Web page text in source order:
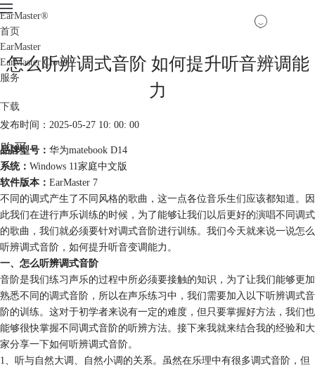
EarMaster®
首页
EarMaster
EarMaster Cloud
服务
下载
购买
怎么听辨调式音阶 如何提升听音辨调能
力
发布时间：2025-05-27 10: 00: 00
品牌型号： 华为matebook D14
系统： Windows 11家庭中文版
软件版本： EarMaster 7
不同的调式产生了不同风格的歌曲，这一点各位音乐生们应该都知道。因
此我们在进行声乐训练的时候，为了能够让我们以后更好的演唱不同调式
的歌曲，我们就必须要针对调式音阶进行训练。我们今天就来说一说怎么
听辨调式音阶，如何提升听音变调能力。
一、怎么听辨调式音阶
音阶是我们练习声乐的过程中所必须要接触的知识，为了让我们能够更加
熟悉不同的调式音阶，所以在声乐练习中，我们需要加入以下听辨调式音
阶的训练。这对于初学者来说有一定的难度，但只要掌握好方法，我们也
能够很快掌握不同调式音阶的听辨方法。接下来我就来结合我的经验和大
家分享一下如何听辨调式音阶。
1、听与自然大调、自然小调的关系。虽然在乐理中有很多调式音阶，但